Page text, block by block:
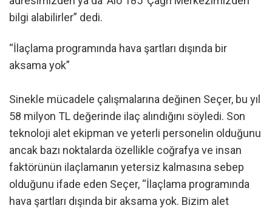
bilgi alabilirler” dedi.
“İlaçlama programında hava şartları dışında bir
aksama yok”
Sinekle mücadele çalışmalarına değinen Seçer, bu yıl
58 milyon TL değerinde ilaç alındığını söyledi. Son
teknoloji alet ekipman ve yeterli personelin olduğunu
ancak bazı noktalarda özellikle coğrafya ve insan
faktörünün ilaçlamanın yetersiz kalmasına sebep
olduğunu ifade eden Seçer, “İlaçlama programında
hava şartları dışında bir aksama yok. Bizim alet